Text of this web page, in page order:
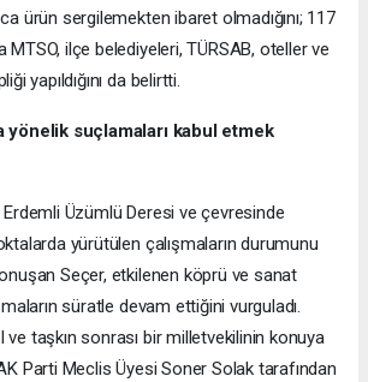
ürün sergilemekten ibaret olmadığını; 117
ilçe belediyeleri, TÜRSAB, oteller ve
yapıldığını da belirtti.
yönelik suçlamaları kabul etmek
Üzümlü Deresi ve çevresinde
yürütülen çalışmaların durumunu
Seçer, etkilenen köprü ve sanat
süratle devam ettiğini vurguladı.
taşkın sonrası bir milletvekilinin konuya
Parti Meclis Üyesi Soner Solak tarafından